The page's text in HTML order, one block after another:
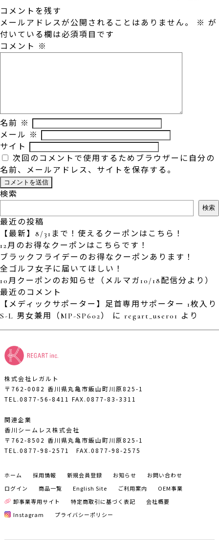
コメントを残す
メールアドレスが公開されることはありません。
※ が
付いている欄は必須項目です
コメント ※
名前 ※
メール ※
サイト
次回のコメントで使用するためブラウザーに自分の
名前、メールアドレス、サイトを保存する。
検索
検索
最近の投稿
【最新】8/31まで！使えるクーポンはこちら！
12月のお得なクーポンはこちらです！
ブラックフライデーのお得なクーポンあります！
全ゴルフ女子に届いてほしい！
10月クーポンのお知らせ（メルマガ10/18配信分より）
最近のコメント
【メディックサポーター】足首専用サポーター 1枚入り
S-L 男女兼用（MP-SP602）
に regart_user01 より
株式会社レガルト
〒762-0082 香川県丸亀市飯山町川原825-1
TEL.0877-56-8411 FAX.0877-83-3311
関連企業
香川シームレス株式会社
〒762-8502 香川県丸亀市飯山町川原825-1
TEL.0877-98-2571
FAX.0877-98-2575
ホーム 採用情報 新規会員登録 お知らせ
お問い合わせ
ログイン
商品一覧 English Site ご利用案内
OEM事業
卸事業専用サイト
特定商取引に基づく表記
会社概要
Instagram
プライバシーポリシー